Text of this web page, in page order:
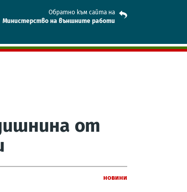
Обратно към сайта на
Mинистерство на външните работи
от
Новини